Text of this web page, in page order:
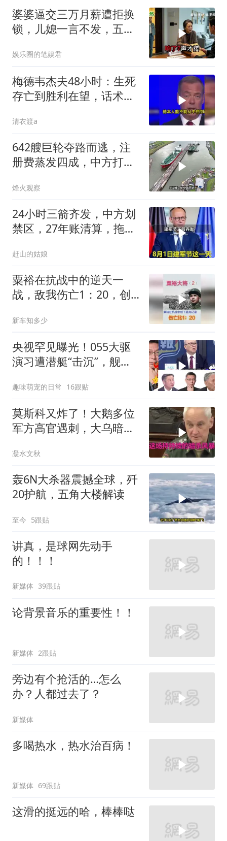
婆婆逼交三万月薪遭拒换
锁，儿媳一言不发，五天
娱乐圈的笔娱君
梅德韦杰夫48小时：生死
存亡到胜利在望，话术变
清衣渡a
642艘巨轮夺路而逃，注
册费蒸发四成，中方打到
烽火观察
24小时三箭齐发，中方划
禁区，27年账清算，拖船
赶山的姑娘
粟裕在抗战中的逆天一
战，敌我伤亡1：20，创
新车知多少
央视罕见曝光！055大驱
演习遭潜艇“击沉”，舰长
趣味萌宠的日常 16跟贴
莫斯科又炸了！大鹅多位
军方高官遇刺，大乌暗杀
凝水文秋
轰6N大杀器震撼全球，歼
20护航，五角大楼解读
至今 5跟贴
讲真，是球网先动手
的！！！
新媒体 39跟贴
论背景音乐的重要性！！
新媒体 2跟贴
旁边有个抢活的…怎么
办？人都过去了？
新媒体
多喝热水，热水治百病！
新媒体 69跟贴
这滑的挺远的哈，棒棒哒